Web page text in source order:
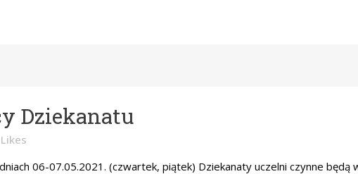
Dziekanatu
Likes
06-07.05.2021. (czwartek, piątek) Dziekanaty uczelni czynne będą